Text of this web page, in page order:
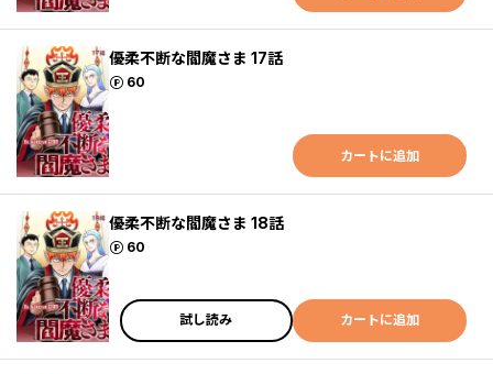
優柔不断な閻魔さま 17話
60
ポイント
カートに追加
優柔不断な閻魔さま 18話
60
ポイント
試し読み カートに追加